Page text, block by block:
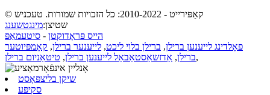
© קאַפּירייט - 2010-2022: כל הזכויות שמורות. טעכניש
שטיצן:מינגטשענג
הייס פּראָדוקטן - סיטעמאַפּ
פאָלדינג לייענען ברילן, ברילן בלוי ליכט, לייענער ברילן, קאָמפּיוטער
ברילן, אַדזשאַסטאַבאַל לייענען ברילן, טיטאַניום ברילן ,
שיקן בליצפּאָסט
סקיפּע